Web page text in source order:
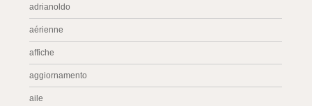
adrianoldo
aérienne
affiche
aggiornamento
aile